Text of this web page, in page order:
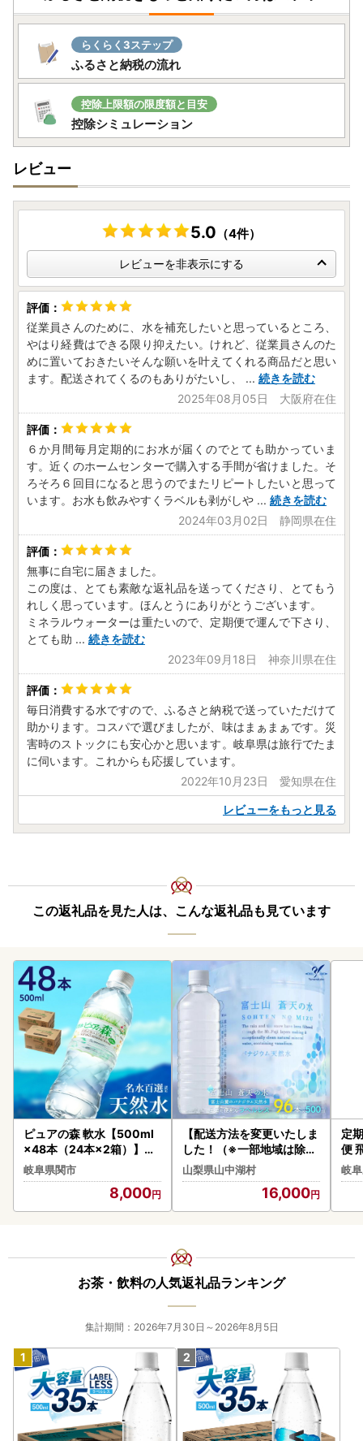
ふるさと納税に関するお知らせ
＝＝＝＝＝＝＝＝＝＝＝＝＝＝＝
■書類発送時期
ワンストップ特例申請書および、寄附金受領証明書の発送
は、ご寄附確認後、2週間程お時間を頂戴しております。お
礼の品とは別にお送りいたしております。
ワンストップ特例申請を希望される方は、申請書に必要事項
をご記入のうえ、下記提出先へご郵送ください。なお、ふる
まどを利用したオンライン申請も可能です。
■ワンストップ特例申請方法
【オンライン申請】
スマートフォンで完結する、「ふるさと納税総合窓口 ふる
まど」を利用したオンライン申請が可能です。以下のリン
ク、または高山市から送付されるワンストップ特例申請に記
載されているQRコードから、「ふるまど」にアクセスする
ことができます。
ふるまど：https://link.rakuten.co.jp/0/126/286/
【書類申請】
書類によるご提出の場合は、個人情報の確認書類を添付のう
え、以下住所までご返送いただきますようお願いいたしま
す。
《高山市ふるさと納税関係書類返送先》
〒506-8555 岐阜県高山市花岡町2-18
高山市ブランド戦略課 ふるさと納税担当 行
※高山市はワンストップ特例申請受付業務を外部委託してい
ます。
※受付処理の都合上、特殊な郵便番号を使用しています。
【返礼品についてのお問合せ】
■ふるさと納税サポートセンター
TEL：0577-57-8877
MAIL：takayama@furusato-mail.com
受付時間：平日9：00～17：00
土日祝日のお問合せは翌営業日に回答いたします。
土日祝日のお問い合わせのご回答は致しかねますので、ご了
承ください
【書類の再発行・その他の事項に関するお問合せ（自治体担
当部署）】
メール：furusato@city.takayama.lg.jp
平日8：30～17：15（12/29〜1/3を除く）
らくらく3ステップ
ふるさと納税の流れ
控除上限額の限度額と目安
控除シミュレーション
レビュー
5.0 （4件）
レビューを非表示にする
従業員さんのために、水を補充したいと思っているところ、
やはり経費はできる限り抑えたい。けれど、従業員さんのた
めに置いておきたいそんな願いを叶えてくれる商品だと思い
ます。配送されてくるのもありがたいし、
... 続きを読む
2025年08月05日 大阪府在住
６か月間毎月定期的にお水が届くのでとても助かっていま
す。近くのホームセンターで購入する手間が省けました。そ
ろそろ６回目になると思うのでまたリピートしたいと思って
います。お水も飲みやすくラベルも剥がしや ... 続きを読む
2024年03月02日 静岡県在住
無事に自宅に届きました。
この度は、とても素敵な返礼品を送ってくださり、とてもう
れしく思っています。ほんとうにありがとうございます。
ミネラルウォーターは重たいので、定期便で運んで下さり、
とても助 ... 続きを読む
2023年09月18日 神奈川県在住
毎日消費する水ですので、ふるさと納税で送っていただけて
助かります。コスパで選びましたが、味はまぁまぁです。災
害時のストックにも安心かと思います。岐阜県は旅行でたま
に伺います。これからも応援しています。
2022年10月23日 愛知県在住
レビューをもっと見る
この返礼品を見た人は、こんな返礼品も見ています
ピュアの森 軟水【500ml
×48本（24本×2箱）】ミ
ネラルウォーター
岐阜県関市
8,000
【配送方法を変更いたしま
した！（※一部地域は除く
）】＜ラベルレス＞富士山
蒼天の水 500ml×96本（
４ケース）YC001
山梨県山中湖村
16,000
定
便
岐
お茶・飲料の人気返礼品ランキング
集計期間：2026年7月30日～2026年8月5日